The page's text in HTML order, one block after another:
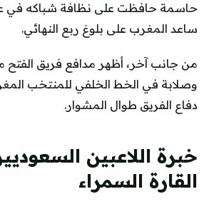
حاسمة حافظت على نظافة شباكه في
ساعد المغرب على بلوغ ربع النهائي.
من جانب آخر، أظهر مدافع فريق الفتح
وصلابة في الخط الخلفي للمنتخب
دفاع الفريق طوال المشوار.
خبرة اللاعبين
القارة السمراء